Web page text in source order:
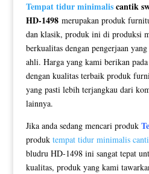
Tempat tidur minimaliscantik
HD-1498merupakan produk
dan klasik, produk ini di produksi
berkualitas dengan pengerjaan
ahli. Harga yang kami berikan
dengan kualitas terbaik produk
yang pasti lebih terjangkau dari
lainnya.
Jika anda sedang mencari produk
produk tempat tidur minimalis
bludru HD-1498 ini sangat tepat
kualitas, produk yang kami